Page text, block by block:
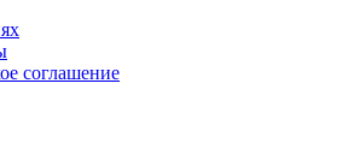
соглашение